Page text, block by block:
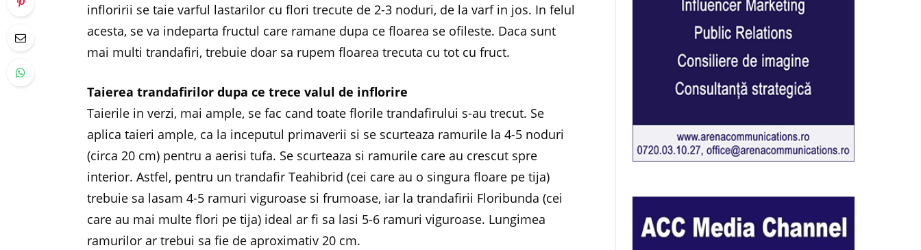
infloririi se taie varful lastarilor cu flori trecute de 2-3 noduri, de la varf in jos. In felul
acesta, se va indeparta fructul care ramane dupa ce floarea se ofileste. Daca sunt
mai multi trandafiri, trebuie doar sa rupem floarea trecuta cu tot cu fruct.
Taierea trandafirilor dupa ce trece valul de inflorire
Taierile in verzi, mai ample, se fac cand toate florile trandafirului s-au trecut. Se
aplica taieri ample, ca la inceputul primaverii si se scurteaza ramurile la 4-5 noduri
(circa 20 cm) pentru a aerisi tufa. Se scurteaza si ramurile care au crescut spre
interior. Astfel, pentru un trandafir Teahibrid (cei care au o singura floare pe tija)
trebuie sa lasam 4-5 ramuri viguroase si frumoase, iar la trandafirii Floribunda (cei
care au mai multe flori pe tija) ideal ar fi sa lasi 5-6 ramuri viguroase. Lungimea
ramurilor ar trebui sa fie de aproximativ 20 cm.